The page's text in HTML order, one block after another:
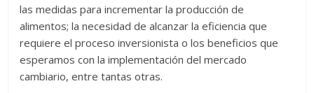
las medidas para incrementar la producción de
alimentos; la necesidad de alcanzar la eficiencia que
requiere el proceso inversionista o los beneficios que
esperamos con la implementación del mercado
cambiario, entre tantas otras.